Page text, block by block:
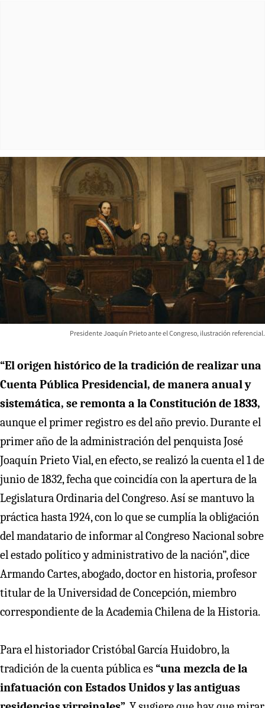
Presidente Joaquín Prieto ante el Congreso, ilustración referencial.
“El origen histórico de la tradición de realizar una
Cuenta Pública Presidencial, de manera anual y
sistemática, se remonta a la Constitución de 1833,
aunque el primer registro es del año previo. Durante el
primer año de la administración del penquista José
Joaquín Prieto Vial, en efecto, se realizó la cuenta el 1 de
junio de 1832, fecha que coincidía con la apertura de la
Legislatura Ordinaria del Congreso. Así se mantuvo la
práctica hasta 1924, con lo que se cumplía la obligación
del mandatario de informar al Congreso Nacional sobre
el estado político y administrativo de la nación”, dice
Armando Cartes, abogado, doctor en historia, profesor
titular de la Universidad de Concepción, miembro
correspondiente de la Academia Chilena de la Historia.
Para el historiador Cristóbal García Huidobro, la
tradición de la cuenta pública es“una mezcla de la
infatuación con Estados Unidos y las antiguas